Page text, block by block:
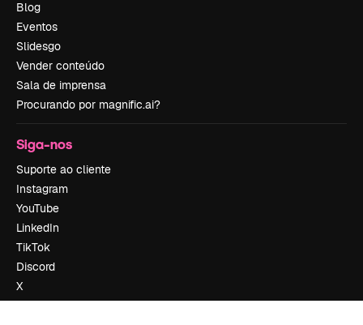
Blog
Eventos
Slidesgo
Vender conteúdo
Sala de imprensa
Procurando por magnific.ai?
Siga-nos
Suporte ao cliente
Instagram
YouTube
LinkedIn
TikTok
Discord
X
Reddit